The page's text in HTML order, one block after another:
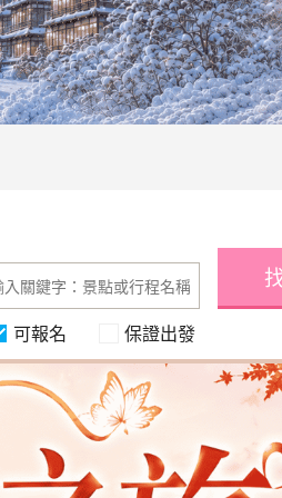
可報名 保證出發